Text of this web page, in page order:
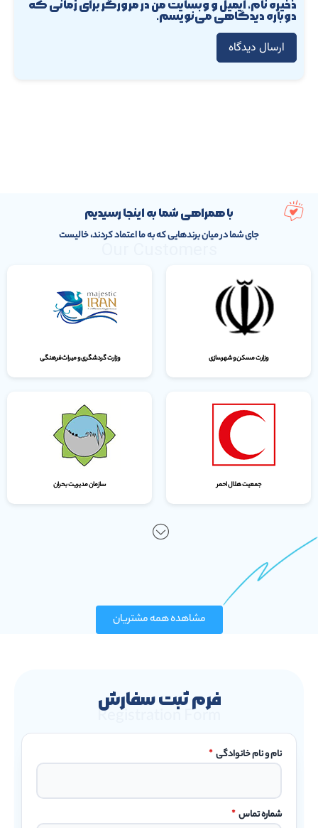
ذخیره نام، ایمیل و وبسایت من در مرورگر برای زمانی که
دوباره دیدگاهی می‌نویسم.
با همراهی شما به اینجا رسیدیم
جای شما در میان برندهایی که به ما اعتماد کردند، خالیست
وزارت مسکن و شهرسازی وزارت گردشگری و میراث‌فرهنگی
جمعیت هلال احمر سازمان مدیریت بحران
مشاهده همه مشتریان
فرم ثبت سفارش
Registration Form
نام و نام خانوادگی *
شماره تماس *